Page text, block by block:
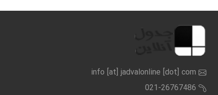
info [at] jadvalonline [dot] com
021-26767486